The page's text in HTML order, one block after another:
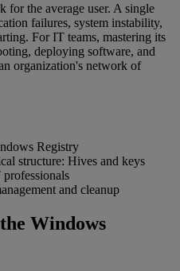
for the average user. A single
failures, system instability,
For IT teams, mastering its
deploying software, and
organization's network of
Registry
structure: Hives and keys
and cleanup
Windows